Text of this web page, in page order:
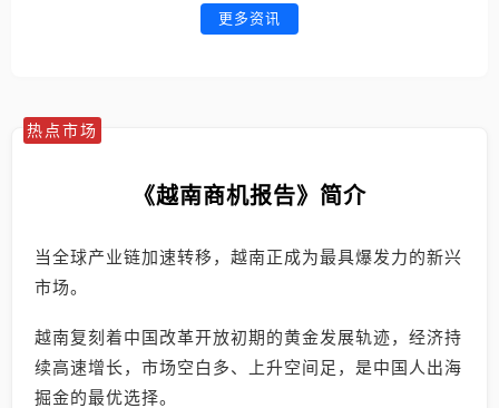
更多资讯
热点市场
《越南商机报告》简介
当全球产业链加速转移，越南正成为最具爆发力的新兴
市场。
越南复刻着中国改革开放初期的黄金发展轨迹，经济持
续高速增长，市场空白多、上升空间足，是中国人出海
掘金的最优选择。